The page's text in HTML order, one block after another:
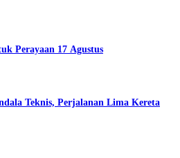
Perayaan 17 Agustus
Teknis, Perjalanan Lima Kereta